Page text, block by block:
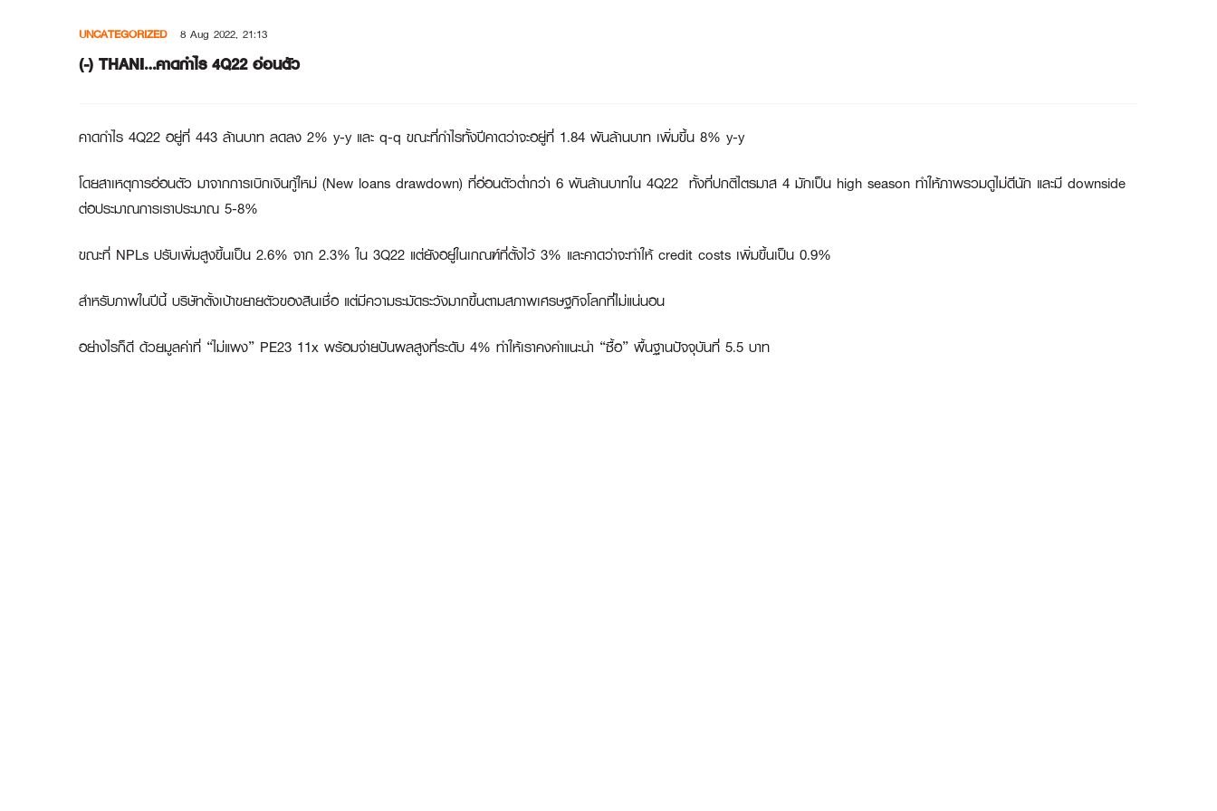
UNCATEGORIZED 8 Aug 2022, 21:13
(-) THANI…คาดกำไร 4Q22 อ่อนตัว
คาดกำไร 4Q22 อยู่ที่ 443 ล้านบาท ลดลง 2% y-y และ q-q ขณะที่กำไรทั้งปีคาดว่าจะอยู่ที่ 1.84 พันล้านบาท เพิ่มขึ้น 8% y-y
โดยสาเหตุการอ่อนตัว มาจากการเบิกเงินกู้ใหม่ (New loans drawdown) ที่อ่อนตัวต่ำกว่า 6 พันล้านบาทใน 4Q22 ทั้งที่ปกติไตรมาส 4 มักเป็น high season ทำให้ภาพรวมดูไม่ดีนัก และมี downside
ต่อประมาณการเราประมาณ 5-8%
ขณะที่ NPLs ปรับเพิ่มสูงขึ้นเป็น 2.6% จาก 2.3% ใน 3Q22 แต่ยังอยู่ในเกณฑ์ที่ตั้งไว้ 3% และคาดว่าจะทำให้ credit costs เพิ่มขึ้นเป็น 0.9%
สำหรับภาพในปีนี้ บริษัทตั้งเป้าขยายตัวของสินเชื่อ แต่มีความระมัดระวังมากขึ้นตามสภาพเศรษฐกิจโลกที่ไม่แน่นอน
อย่างไรก็ดี ด้วยมูลค่าที่ “ไม่แพง” PE23 11x พร้อมจ่ายปันผลสูงที่ระดับ 4% ทำให้เราคงคำแนะนำ “ซื้อ” พื้นฐานปัจจุบันที่ 5.5 บาท